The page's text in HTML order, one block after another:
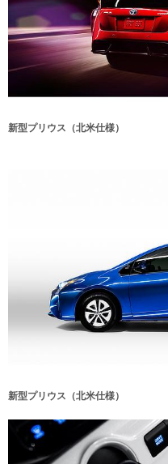
新型プリウス（北米仕様）
新型プリウス（北米仕様）